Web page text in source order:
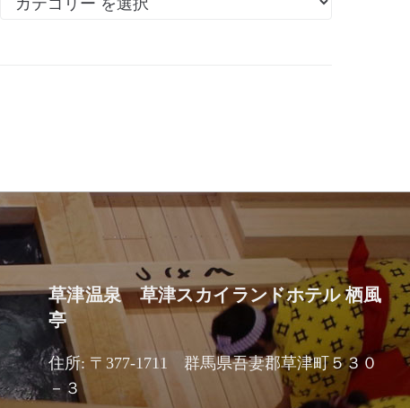
草津温泉 草津スカイランドホテル 栖風
亭
住所: 〒377-1711 群馬県吾妻郡草津町５３０
－３